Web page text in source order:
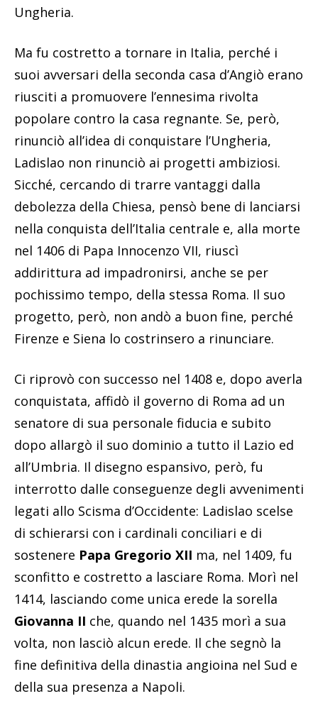
Ungheria.
Ma fu costretto a tornare in Italia, perché i
suoi avversari della seconda casa d’Angiò erano
riusciti a promuovere l’ennesima rivolta
popolare contro la casa regnante. Se, però,
rinunciò all’idea di conquistare l’Ungheria,
Ladislao non rinunciò ai progetti ambiziosi.
Sicché, cercando di trarre vantaggi dalla
debolezza della Chiesa, pensò bene di lanciarsi
nella conquista dell’Italia centrale e, alla morte
nel 1406 di Papa Innocenzo VII, riuscì
addirittura ad impadronirsi, anche se per
pochissimo tempo, della stessa Roma. Il suo
progetto, però, non andò a buon fine, perché
Firenze e Siena lo costrinsero a rinunciare.
Ci riprovò con successo nel 1408 e, dopo averla
conquistata, affidò il governo di Roma ad un
senatore di sua personale fiducia e subito
dopo allargò il suo dominio a tutto il Lazio ed
all’Umbria. Il disegno espansivo, però, fu
interrotto dalle conseguenze degli avvenimenti
legati allo Scisma d’Occidente: Ladislao scelse
di schierarsi con i cardinali conciliari e di
sostenere Papa Gregorio XII ma, nel 1409, fu
sconfitto e costretto a lasciare Roma. Morì nel
1414, lasciando come unica erede la sorella
Giovanna II che, quando nel 1435 morì a sua
volta, non lasciò alcun erede. Il che segnò la
fine definitiva della dinastia angioina nel Sud e
della sua presenza a Napoli.